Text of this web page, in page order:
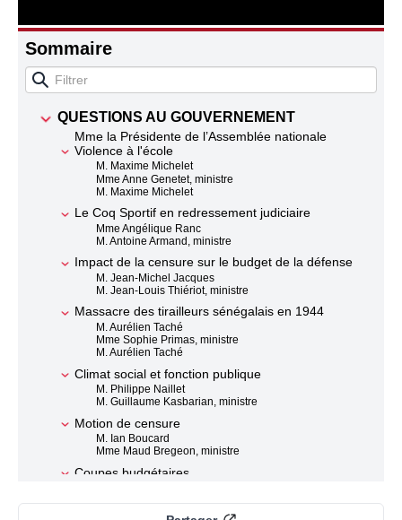
Sommaire
QUESTIONS AU GOUVERNEMENT
Mme la Présidente de l’Assemblée nationale
Violence à l'école
M. Maxime Michelet
Mme Anne Genetet, ministre
M. Maxime Michelet
Le Coq Sportif en redressement judiciaire
Mme Angélique Ranc
M. Antoine Armand, ministre
Impact de la censure sur le budget de la défense
M. Jean-Michel Jacques
M. Jean-Louis Thiériot, ministre
Massacre des tirailleurs sénégalais en 1944
M. Aurélien Taché
Mme Sophie Primas, ministre
M. Aurélien Taché
Climat social et fonction publique
M. Philippe Naillet
M. Guillaume Kasbarian, ministre
Motion de censure
M. Ian Boucard
Mme Maud Bregeon, ministre
Coupes budgétaires
Mme Maud Bregeon, ministre